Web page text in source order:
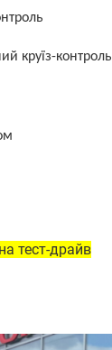
круїз-контроль
тест-драйв